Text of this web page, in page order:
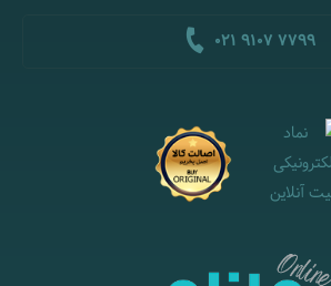
021 9107 7799